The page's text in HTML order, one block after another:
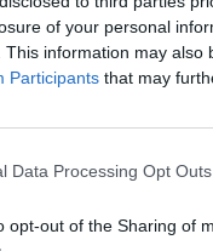
of your personal
This information may
Participants that may
Data Processing Opt Outs
opt-out of the Sharing of
ούτε να
να
απευθύνονται στα
τύπου «ο
Επικρατείας
τα ένδικα μέσα